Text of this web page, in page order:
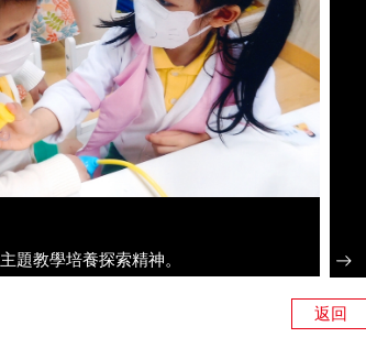
主題教學培養探索精神。
返回